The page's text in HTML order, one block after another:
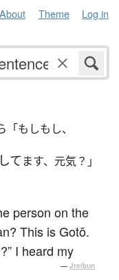
About Theme Log in
もしもし、
て ます、元気？」
。
person on the
This is Gotō.
I heard my
— Jreibun